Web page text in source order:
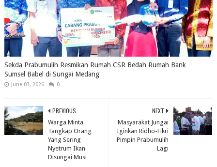
Sekda Prabumulih Resmikan Rumah CSR Bedah Rumah Bank
Sumsel Babel di Sungai Medang
June 03, 2026 0
NEXT
Masyarakat Jungai
Iginkan Ridho-Fikri
Pimpin Prabumulih
Lagi
PREVIOUS
Warga Minta
Tangkap Orang
Yang Sering
Nyetrum Ikan
Disungai Musi